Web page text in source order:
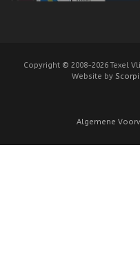
Copyright © 2008-2026 Texel
Website by
Algemene